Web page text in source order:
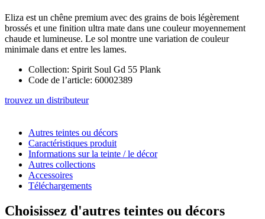
Eliza est un chêne premium avec des grains de bois légèrement
brossés et une finition ultra mate dans une couleur moyennement
chaude et lumineuse. Le sol montre une variation de couleur
minimale dans et entre les lames.
Collection: Spirit Soul Gd 55 Plank
Code de l’article: 60002389
trouvez un distributeur
Autres teintes ou décors
Caractéristiques produit
Informations sur la teinte / le décor
Autres collections
Accessoires
Téléchargements
Choisissez d'autres teintes ou décors